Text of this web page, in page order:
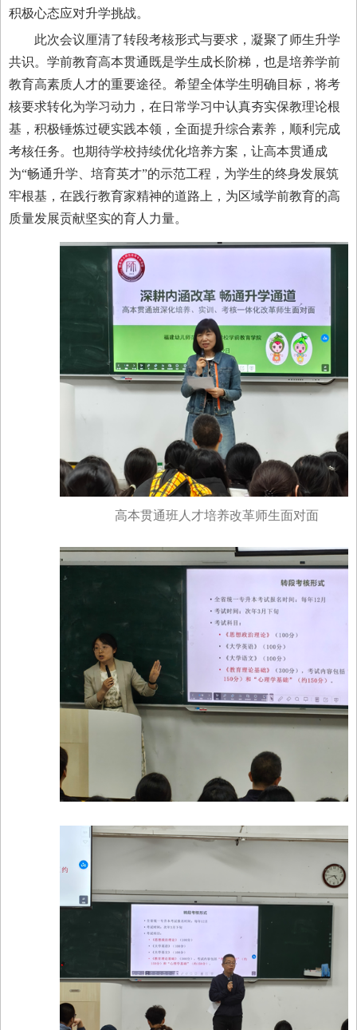
积极心态应对升学挑战。
此次会议厘清了转段考核形式与要求，凝聚了师生升学
共识。学前教育高本贯通既是学生成长阶梯，也是培养学前
教育高素质人才的重要途径。希望全体学生明确目标，将考
核要求转化为学习动力，在日常学习中认真夯实保教理论根
基，积极锤炼过硬实践本领，全面提升综合素养，顺利完成
考核任务。也期待学校持续优化培养方案，让高本贯通成
为“畅通升学、培育英才”的示范工程，为学生的终身发展筑
牢根基，在践行教育家精神的道路上，为区域学前教育的高
质量发展贡献坚实的育人力量。
高本贯通班人才培养改革师生面对面